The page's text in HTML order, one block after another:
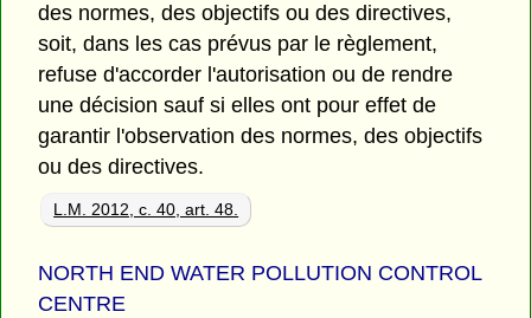
des normes, des objectifs ou des directives,
soit, dans les cas prévus par le règlement,
refuse d'accorder l'autorisation ou de rendre
une décision sauf si elles ont pour effet de
garantir l'observation des normes, des objectifs
ou des directives.
L.M. 2012, c. 40, art. 48.
NORTH END WATER POLLUTION CONTROL
CENTRE